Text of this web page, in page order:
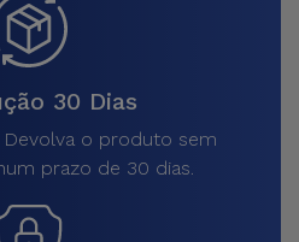
30 Dias
Devolva o produto sem
prazo de 30 dias.